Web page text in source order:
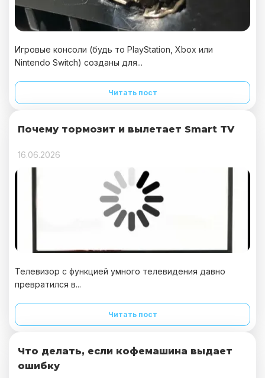
Игровые консоли (будь то PlayStation, Xbox или
Nintendo Switch) созданы для...
Читать пост
Почему тормозит и вылетает Smart TV
16.06.2026
Телевизор с функцией умного телевидения давно
превратился в...
Читать пост
Что делать, если кофемашина выдает
ошибку